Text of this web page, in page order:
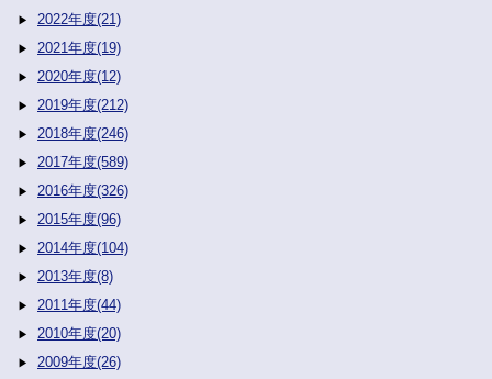
2022年度(21)
2021年度(19)
2020年度(12)
2019年度(212)
2018年度(246)
2017年度(589)
2016年度(326)
2015年度(96)
2014年度(104)
2013年度(8)
2011年度(44)
2010年度(20)
2009年度(26)